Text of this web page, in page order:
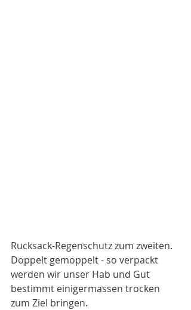
Rucksack-Regenschutz zum zweiten.
Doppelt gemoppelt - so verpackt
werden wir unser Hab und Gut
bestimmt einigermassen trocken
zum Ziel bringen.